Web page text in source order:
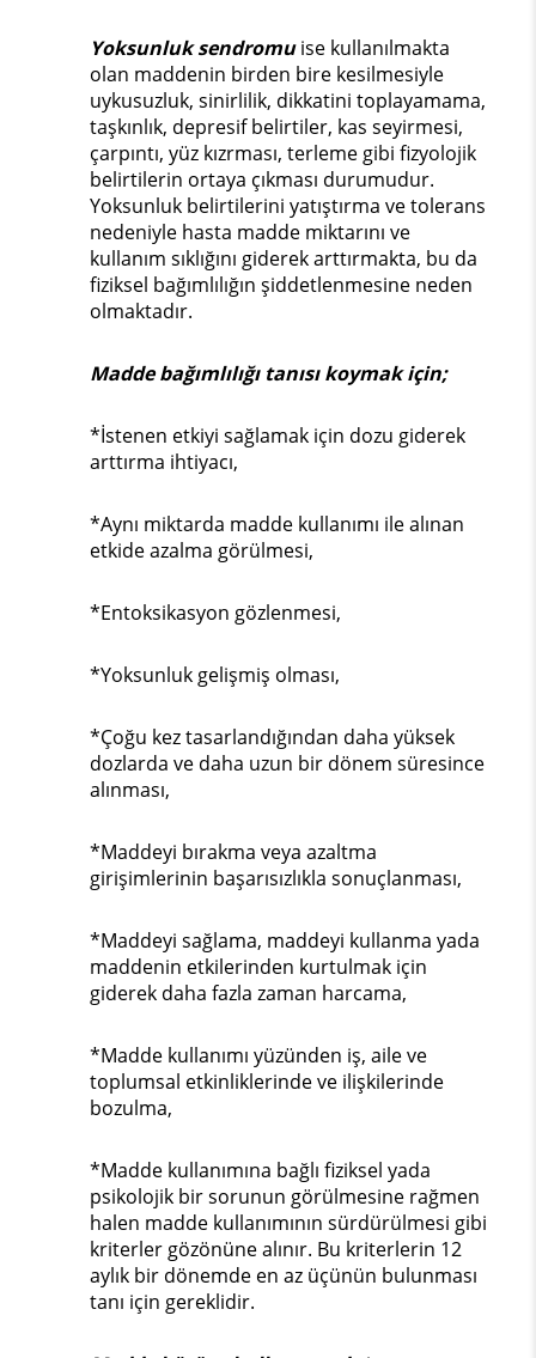
Yoksunluk sendromuise kullanılmakta
olan maddenin birden bire kesilmesiyle
uykusuzluk, sinirlilik, dikkatini toplayamama,
taşkınlık, depresif belirtiler, kas seyirmesi,
çarpıntı, yüz kızrması, terleme gibi fizyolojik
belirtilerin ortaya çıkması durumudur.
Yoksunluk belirtilerini yatıştırma ve tolerans
nedeniyle hasta madde miktarını ve
kullanım sıklığını giderek arttırmakta, bu da
fiziksel bağımlılığın şiddetlenmesine neden
olmaktadır.
Madde bağımlılığı tanısı koymak için;
*İstenen etkiyi sağlamak için dozu giderek
arttırma ihtiyacı,
*Aynı miktarda madde kullanımı ile alınan
etkide azalma görülmesi,
*Entoksikasyon gözlenmesi,
*Yoksunluk gelişmiş olması,
*Çoğu kez tasarlandığından daha yüksek
dozlarda ve daha uzun bir dönem süresince
alınması,
*Maddeyi bırakma veya azaltma
girişimlerinin başarısızlıkla sonuçlanması,
*Maddeyi sağlama, maddeyi kullanma yada
maddenin etkilerinden kurtulmak için
giderek daha fazla zaman harcama,
*Madde kullanımı yüzünden iş, aile ve
toplumsal etkinliklerinde ve ilişkilerinde
bozulma,
*Madde kullanımına bağlı fiziksel yada
psikolojik bir sorunun görülmesine rağmen
halen madde kullanımının sürdürülmesi gibi
kriterler gözönüne alınır. Bu kriterlerin 12
aylık bir dönemde en az üçünün bulunması
tanı için gereklidir.